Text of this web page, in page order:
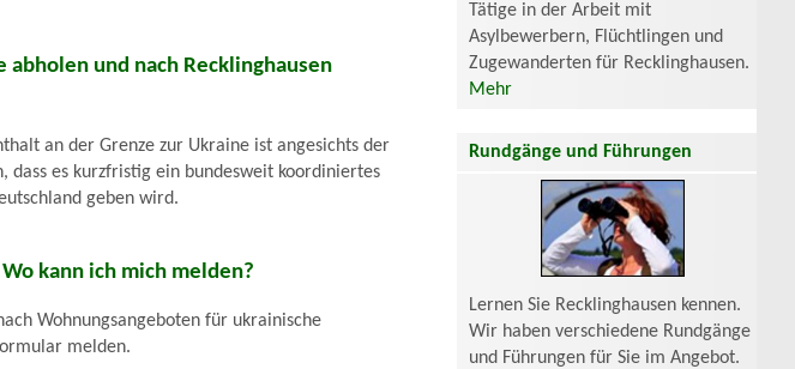
und nach Recklinghausen
an der Grenze zur Ukraine ist angesichts der
dass es kurzfristig ein bundesweit koordiniertes
geben wird.
kann ich mich melden?
Wohnungsangeboten für ukrainische
melden.
Tätige in der Arbeit mit
Asylbewerbern, Flüchtlingen und
Zugewanderten für Recklinghausen.
Mehr
Rundgänge und Führungen
Lernen Sie Recklinghausen kennen.
Wir haben verschiedene Rundgänge
und Führungen für Sie im Angebot.